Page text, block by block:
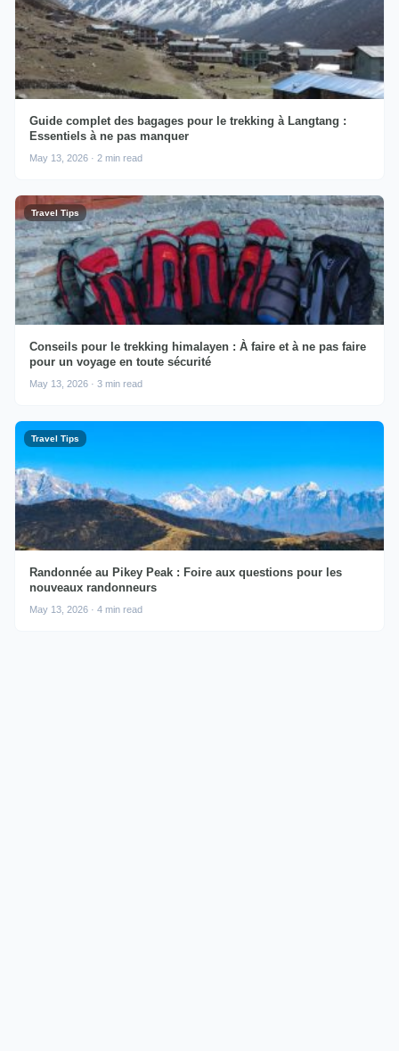
Guide complet des bagages pour le trekking à Langtang :
Essentiels à ne pas manquer
May 13, 2026 · 2 min read
Travel Tips
Conseils pour le trekking himalayen : À faire et à ne pas faire
pour un voyage en toute sécurité
May 13, 2026 · 3 min read
Travel Tips
Randonnée au Pikey Peak : Foire aux questions pour les
nouveaux randonneurs
May 13, 2026 · 4 min read